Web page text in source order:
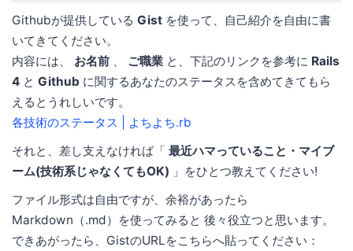
Githubが提供している Gist を使って、自己紹介を自由に書
いてきてください。
内容には、 お名前 ご職業 と、下記のリンクを参考に Rails
4 と Github に関するあなたのステータスを含めてきてもら
えるとうれしいです。
各技術のステータス | よちよち.rb
それと、差し支えなければ「 最近ハマっていること・マイブ
ーム(技術系じゃなくてもOK) 」をひとつ教えてください!
ファイル形式は自由ですが、余裕があったら
Markdown（.md）を使ってみると 後々役立つと思います。
できあがったら、GistのURLをこちらへ貼ってください：